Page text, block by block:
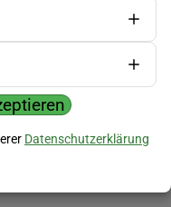
Datenschutzerklärung